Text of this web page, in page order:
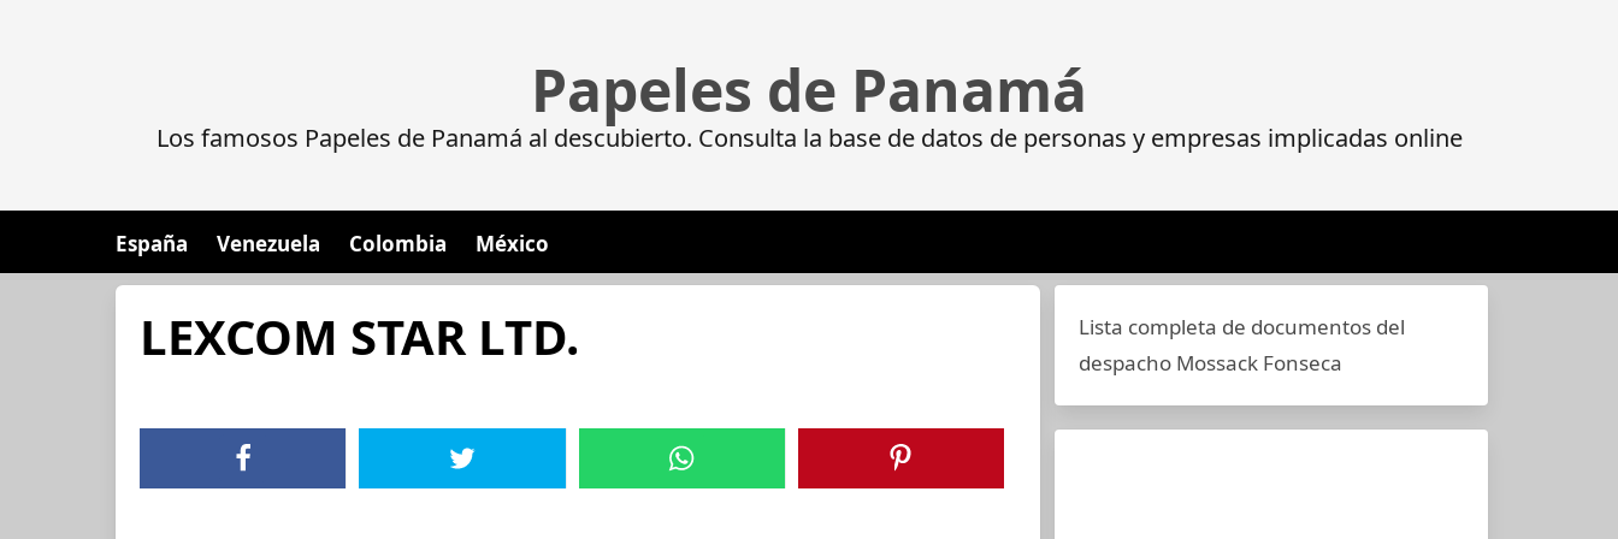
Papeles de Panamá
Los famosos Papeles de Panamá al descubierto. Consulta la base de datos de personas y empresas implicadas online
España Venezuela Colombia México
LEXCOM STAR LTD.
Lista completa de documentos del
despacho Mossack Fonseca